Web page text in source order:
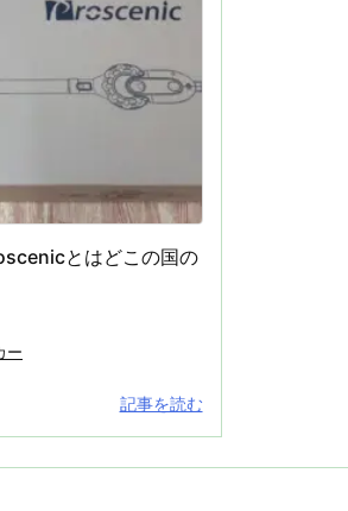
とはどこの国の
ー
記事を読む